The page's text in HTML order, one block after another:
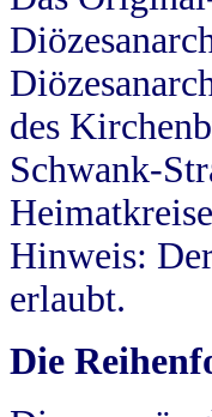
des
Schwank-
Hinweis:
erlaubt.
Die